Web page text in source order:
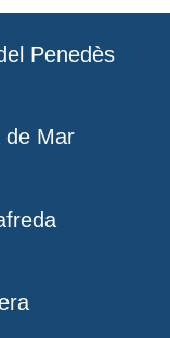
Penedès
de Mar